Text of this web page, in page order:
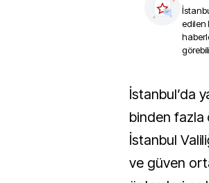
edilen
İstanbul’da yarın yaklaşık 3 milyon öğrenci ve 170
binden fazla
İstanbul
ve güven